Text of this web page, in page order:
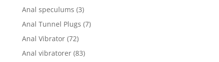
Anal speculums (3)
Anal Tunnel Plugs (7)
Anal Vibrator (72)
Anal vibratorer (83)